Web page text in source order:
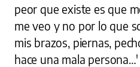
peor que existe es que
me veo y no por lo que
mis brazos, piernas,
hace una mala